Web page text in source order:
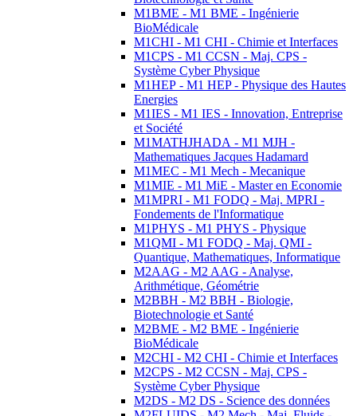
M1BME - M1 BME - Ingénierie
BioMédicale
M1CHI - M1 CHI - Chimie et Interfaces
M1CPS - M1 CCSN - Maj. CPS -
Système Cyber Physique
M1HEP - M1 HEP - Physique des Hautes
Energies
M1IES - M1 IES - Innovation, Entreprise
et Société
M1MATHJHADA - M1 MJH -
Mathematiques Jacques Hadamard
M1MEC - M1 Mech - Mecanique
M1MIE - M1 MiE - Master en Economie
M1MPRI - M1 FODQ - Maj. MPRI -
Fondements de l'Informatique
M1PHYS - M1 PHYS - Physique
M1QMI - M1 FODQ - Maj. QMI -
Quantique, Mathematiques, Informatique
M2AAG - M2 AAG - Analyse,
Arithmétique, Géométrie
M2BBH - M2 BBH - Biologie,
Biotechnologie et Santé
M2BME - M2 BME - Ingénierie
BioMédicale
M2CHI - M2 CHI - Chimie et Interfaces
M2CPS - M2 CCSN - Maj. CPS -
Système Cyber Physique
M2DS - M2 DS - Science des données